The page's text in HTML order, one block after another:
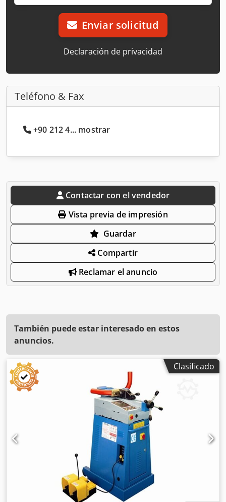
Enviar solicitud
Declaración de privacidad
Teléfono & Fax
+90 212 4... mostrar
Contactar con el vendedor
Vista previa de impresión
Guardar
Compartir
Reclamar el anuncio
También puede estar interesado en estos
anuncios.
Clasificado